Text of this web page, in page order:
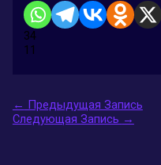
34
11
← Предыдущая Запись
Следующая Запись →